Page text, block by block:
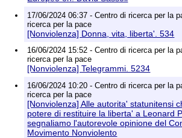
17/06/2024 06:37 - Centro di ricerca per la
ricerca per la pace
[Nonviolenza] Donna, vita, liberta'. 534
16/06/2024 15:52 - Centro di ricerca per la
ricerca per la pace
[Nonviolenza] Telegrammi. 5234
16/06/2024 10:20 - Centro di ricerca per la
ricerca per la pace
[Nonviolenza] Alle autorita' statunitensi
potere di restituire la liberta' a Leonard
segnaliamo l'autorevole opinione del
Movimento Nonviolento